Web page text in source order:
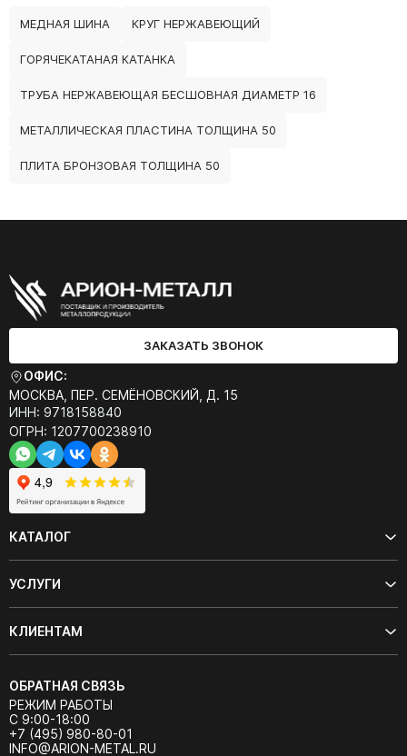
МЕДНАЯ ШИНА КРУГ НЕРЖАВЕЮЩИЙ
ГОРЯЧЕКАТАНАЯ КАТАНКА
ТРУБА НЕРЖАВЕЮЩАЯ БЕСШОВНАЯ ДИАМЕТР 16
МЕТАЛЛИЧЕСКАЯ ПЛАСТИНА ТОЛЩИНА 50
ПЛИТА БРОНЗОВАЯ ТОЛЩИНА 50
ЗАКАЗАТЬ ЗВОНОК
ОФИС:
МОСКВА, ПЕР. СЕМЁНОВСКИЙ, Д. 15
ИНН: 9718158840
ОГРН: 1207700238910
КАТАЛОГ
УСЛУГИ
КЛИЕНТАМ
ОБРАТНАЯ СВЯЗЬ
РЕЖИМ РАБОТЫ
С 9:00-18:00
+7 (495) 980-80-01
INFO@ARION-METAL.RU